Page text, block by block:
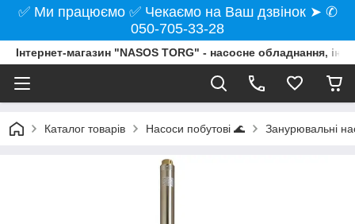
✅ Ми працюємо ✅ Чекаємо на Ваш дзвінок ➤ ✆
050-705-33-28
Інтернет-магазин "NASOS TORG" - насосне обладнання,
Каталог товарів Насоси побутові 🌊 Занурювальні